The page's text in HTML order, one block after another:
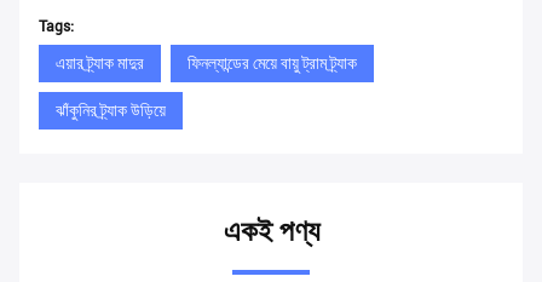
Tags:
এয়ার ট্র্যাক মাদুর ফিনল্যান্ডের মেয়ে বায়ু ট্রাম ট্র্যাক
ঝাঁকুনির ট্র্যাক উড়িয়ে
একই পণ্য